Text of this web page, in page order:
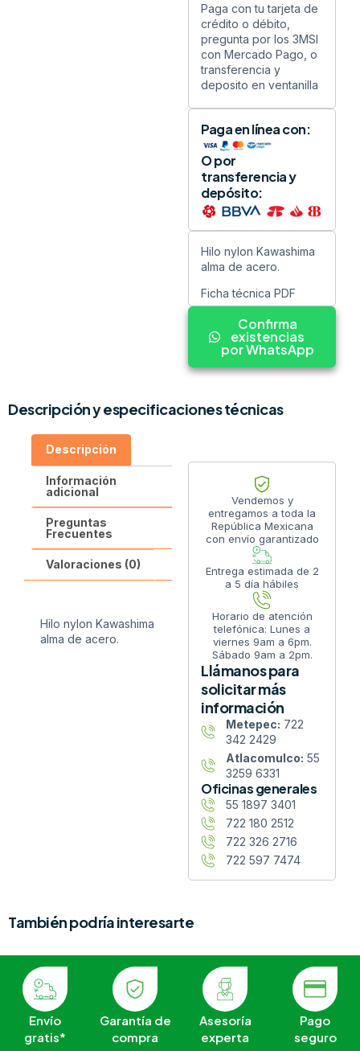
Paga con tu tarjeta de
crédito o débito,
pregunta por los 3MSI
con Mercado Pago, o
transferencia y
deposito en ventanilla
Paga en línea con:
O por
transferencia y
depósito:
Hilo nylon Kawashima
alma de acero.
Ficha técnica PDF
Confirma
existencias
por WhatsApp
Descripción y especificaciones técnicas
Descripción
Información
adicional
Preguntas
Frecuentes
Valoraciones (0)
Hilo nylon Kawashima
alma de acero.
Vendemos y
entregamos a toda la
República Mexicana
con envío garantizado
Entrega estimada de 2
a 5 día hábiles
Horario de atención
telefónica: Lunes a
viernes 9am a 6pm.
Sábado 9am a 2pm.
Llámanos para
solicitar más
información
Metepec: 722
342 2429
Atlacomulco: 55
3259 6331
Oficinas generales
55 1897 3401
722 180 2512
722 326 2716
722 597 7474
También podría interesarte
Envío
gratis*
Garantía de
compra
Asesoría
experta
Pago
seguro